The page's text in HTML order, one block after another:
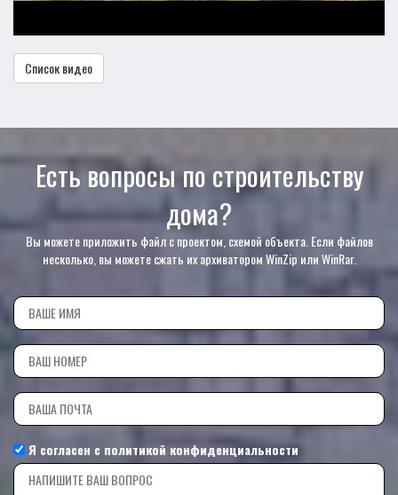
Список видео
Есть вопросы по строительству
дома?
Вы можете приложить файл с проектом, схемой объекта. Если файлов
несколько, вы можете сжать их архиватором WinZip или WinRar.
Я согласен с политикой конфиденциальности